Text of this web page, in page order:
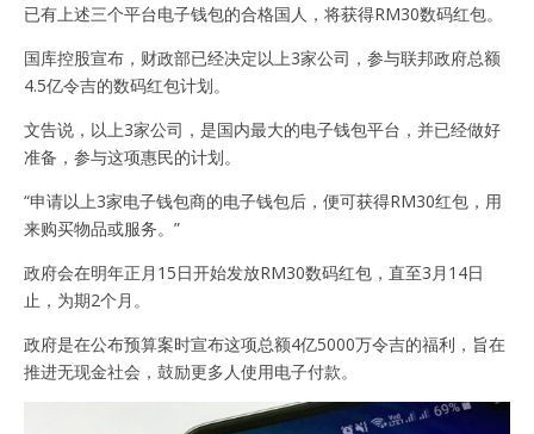
已有上述三个平台电子钱包的合格国人，将获得RM30数码红包。
国库控股宣布，财政部已经决定以上3家公司，参与联邦政府总额
4.5亿令吉的数码红包计划。
文告说，以上3家公司，是国内最大的电子钱包平台，并已经做好
准备，参与这项惠民的计划。
“申请以上3家电子钱包商的电子钱包后，便可获得RM30红包，用
来购买物品或服务。”
政府会在明年正月15日开始发放RM30数码红包，直至3月14日
止，为期2个月。
政府是在公布预算案时宣布这项总额4亿5000万令吉的福利，旨在
推进无现金社会，鼓励更多人使用电子付款。